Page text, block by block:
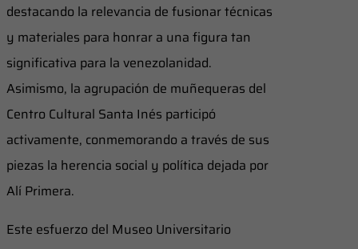
destacando la relevancia de fusionar técnicas
y materiales para honrar a una figura tan
significativa para la venezolanidad.
Asimismo, la agrupación de muñequeras del
Centro Cultural Santa Inés participó
activamente, conmemorando a través de sus
piezas la herencia social y política dejada por
Alí Primera.
Este esfuerzo del Museo Universitario